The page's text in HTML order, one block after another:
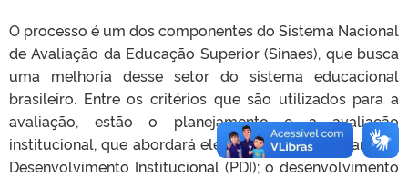
O processo é um dos componentes do Sistema Nacional
de Avaliação da Educação Superior (Sinaes), que busca
uma melhoria desse setor do sistema educacional
brasileiro. Entre os critérios que são utilizados para a
avaliação, estão o planejamento e a avaliação
institucional, que abordará elementos como o Plano de
Desenvolvimento Institucional (PDI); o desenvolvimento